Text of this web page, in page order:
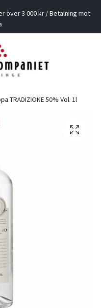
över 3 000 kr / Betalning mot
TRADIZIONE 50% Vol. 1l